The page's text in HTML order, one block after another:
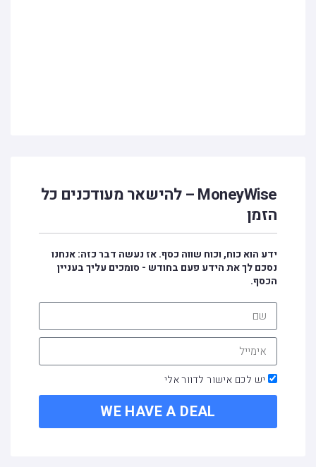
MoneyWise – להישאר מעודכנים כל
הזמן
ידע הוא כוח, וכוח שווה כסף. אז נעשה דבר כזה: אנחנו
נסכם לך את הידע פעם בחודש - סומכים עליך בעניין
הכסף.
יש לכם אישור לדוור אלי
WE HAVE A DEAL